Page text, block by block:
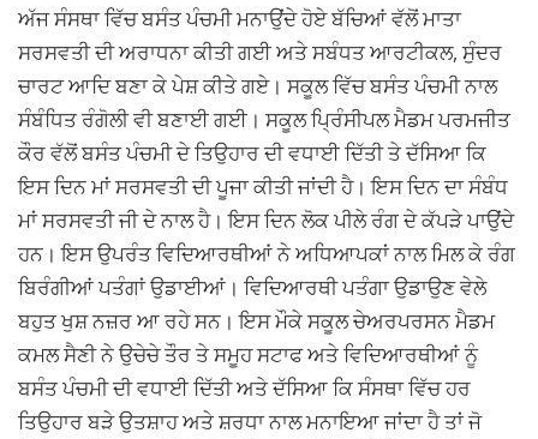
ਅੱਜ ਸੰਸਥਾ ਵਿੱਚ ਬਸੰਤ ਪੰਚਮੀ ਮਨਾਉਂਦੇ ਹੋਏ ਬੱਚਿਆਂ ਵੱਲੋਂ ਮਾਤਾ
ਸਰਸਵਤੀ ਦੀ ਅਰਾਧਨਾ ਕੀਤੀ ਗਈ ਅਤੇ ਸਬੰਧਤ ਆਰਟੀਕਲ, ਸੁੰਦਰ
ਚਾਰਟ ਆਦਿ ਬਣਾ ਕੇ ਪੇਸ਼ ਕੀਤੇ ਗਏ। ਸਕੂਲ ਵਿੱਚ ਬਸੰਤ ਪੰਚਮੀ ਨਾਲ
ਸੰਬੰਧਿਤ ਰੰਗੋਲੀ ਵੀ ਬਣਾਈ ਗਈ। ਸਕੂਲ ਪ੍ਰਿੰਸੀਪਲ ਮੈਡਮ ਪਰਮਜੀਤ
ਕੌਰ ਵੱਲੋਂ ਬਸੰਤ ਪੰਚਮੀ ਦੇ ਤਿਉਹਾਰ ਦੀ ਵਧਾਈ ਦਿੱਤੀ ਤੇ ਦੱਸਿਆ ਕਿ
ਇਸ ਦਿਨ ਮਾਂ ਸਰਸਵਤੀ ਦੀ ਪੂਜਾ ਕੀਤੀ ਜਾਂਦੀ ਹੈ। ਇਸ ਦਿਨ ਦਾ ਸੰਬੰਧ
ਮਾਂ ਸਰਸਵਤੀ ਜੀ ਦੇ ਨਾਲ ਹੈ। ਇਸ ਦਿਨ ਲੋਕ ਪੀਲੇ ਰੰਗ ਦੇ ਕੱਪੜੇ ਪਾਉਂਦੇ
ਹਨ। ਇਸ ਉਪਰੰਤ ਵਿਦਿਆਰਥੀਆਂ ਨੇ ਅਧਿਆਪਕਾਂ ਨਾਲ ਮਿਲ ਕੇ ਰੰਗ
ਬਿਰੰਗੀਆਂ ਪਤੰਗਾਂ ਉਡਾਈਆਂ। ਵਿਦਿਆਰਥੀ ਪਤੰਗਾ ਉਡਾਉਣ ਵੇਲੇ
ਬਹੁਤ ਖੁਸ਼ ਨਜ਼ਰ ਆ ਰਹੇ ਸਨ। ਇਸ ਮੌਕੇ ਸਕੂਲ ਚੇਅਰਪਰਸਨ ਮੈਡਮ
ਕਮਲ ਸੈਣੀ ਨੇ ਉਚੇਚੇ ਤੌਰ ਤੇ ਸਮੂਹ ਸਟਾਫ ਅਤੇ ਵਿਦਿਆਰਥੀਆਂ ਨੂੰ
ਬਸੰਤ ਪੰਚਮੀ ਦੀ ਵਧਾਈ ਦਿੱਤੀ ਅਤੇ ਦੱਸਿਆ ਕਿ ਸੰਸਥਾ ਵਿੱਚ ਹਰ
ਤਿਉਹਾਰ ਬੜੇ ਉਤਸ਼ਾਹ ਅਤੇ ਸ਼ਰਧਾ ਨਾਲ ਮਨਾਇਆ ਜਾਂਦਾ ਹੈ ਤਾਂ ਜੋ